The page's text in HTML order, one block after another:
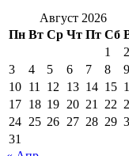
Август 2026
Пн Вт Ср Чт Пт Сб
1
2
3
4 5 6 7 8
9
10 11 12 13 14 15
17 18 19 20 21 22
24 25 26 27 28 29
31